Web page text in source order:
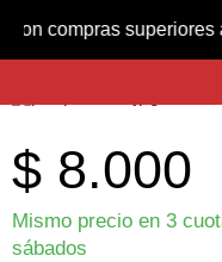
Producto nuevo
Porta Alicate para Pesca 7904
$ 8.000
Mismo precio en 3
sábados
superiores a